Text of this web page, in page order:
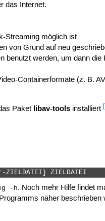
das Internet.
Streaming möglich ist
von Grund auf neu
werden, um dann
Containerformate (z. B.
Paket libav-tools installiert
ZIELDATEI] ZIELDATEI
-h. Noch mehr Hilfe findet
näher